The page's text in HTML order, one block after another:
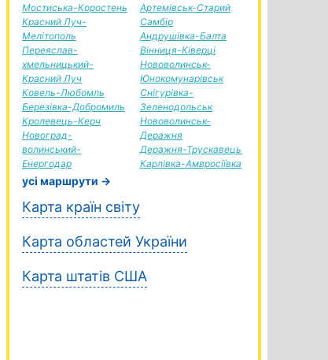
Мостиська-Коростень
Красний Луч-
Мелітополь
Переяслав-
хмельницький-
Красний Луч
Ковель-Любомль
Березівка-Добромиль
Кролевець-Керч
Новоград-
волинський-
Енергодар
Артемівськ-Старий
Самбір
Андрушівка-Балта
Вінниця-Ківерці
Нововолинськ-
Юнокомунарівськ
Снігурівка-
Зеленодольськ
Нововолинськ-
Деражня
Деражня-Трускавець
Карлівка-Амвросіївка
усі маршрути →
Карта країн світу
Карта областей України
Карта штатів США